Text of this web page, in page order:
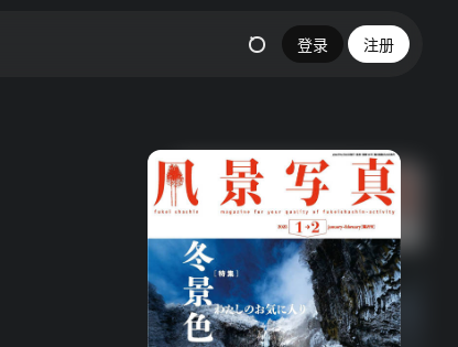
登录 注册